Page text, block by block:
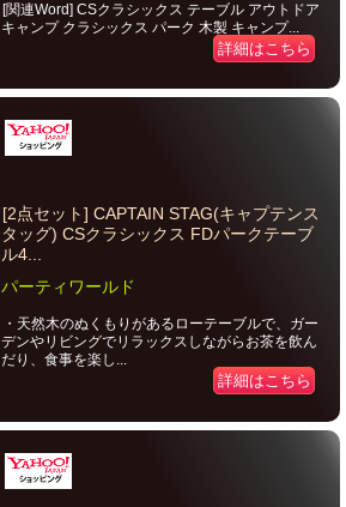
[関連Word] CSクラシックス テーブル アウトドア
キャンプ クラシックス パーク 木製 キャンプ...
詳細はこちら
[2点セット] CAPTAIN STAG(キャプテンス
タッグ) CSクラシックス FDパークテーブ
ル4...
パーティワールド
・天然木のぬくもりがあるローテーブルで、ガー
デンやリビングでリラックスしながらお茶を飲ん
だり、食事を楽し...
詳細はこちら